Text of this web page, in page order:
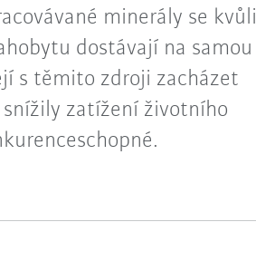
minerály se kvůli
dostávají na samou
s těmito zdroji zacházet
zatížení životního